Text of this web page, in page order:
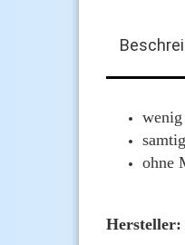
wenig
ohne
Hersteller: